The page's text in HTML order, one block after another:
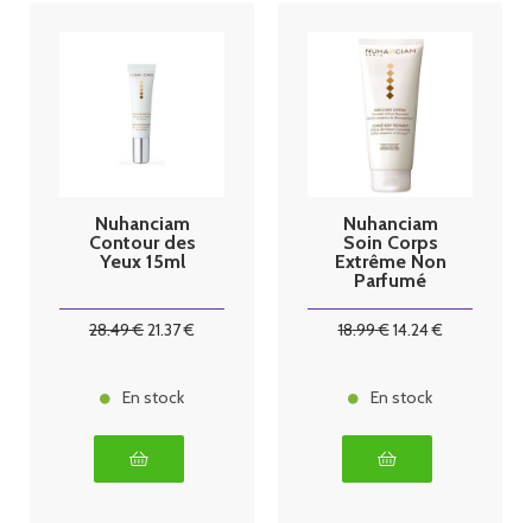
Nuhanciam
Contour des
Yeux 15ml
28.49€21.37€
En stock
Nuhanciam
Soin Corps
Extrême Non
Parfumé
18.99€14.24€
En stock